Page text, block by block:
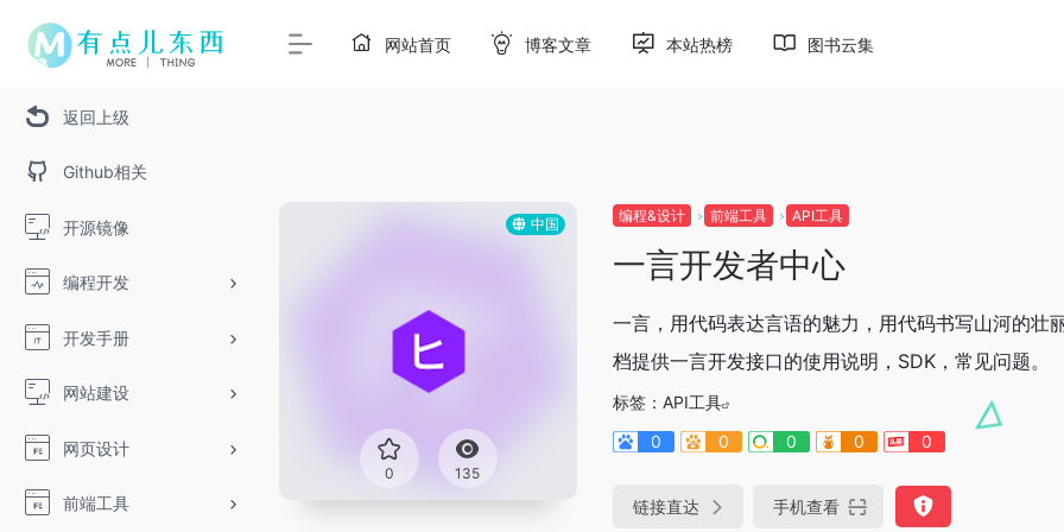
返回上级
Github相关
开源镜像
编程开发
开发手册
网站建设
网页设计
前端工具
网站首页 博客文章 本站热榜 图书云集
中国
0 135
编程&设计 前端工具 API工具
一言开发者中心
一言，用代码表达言语的魅力，用代码书写山河的壮
档提供一言开发接口的使用说明，SDK，常见问题。
标签： API工具
0
0 0 0 0
链接直达 手机查看